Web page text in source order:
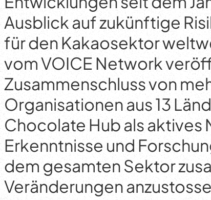
Ausblick auf zukünftige
für den Kakaosektor
vom VOICE Network
Zusammenschluss von
Organisationen aus 13
Chocolate Hub als aktives
Erkenntnisse und
dem gesamten Sektor
Veränderungen